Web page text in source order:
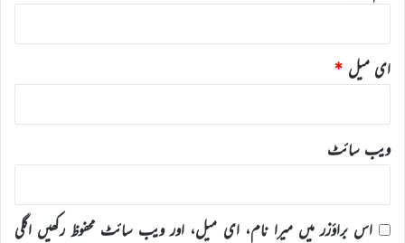
ای میل *
ویب‌ سائٹ
اس براؤزر میں میرا نام، ای میل، اور ویب سائٹ محفوظ رکھیں اگلی